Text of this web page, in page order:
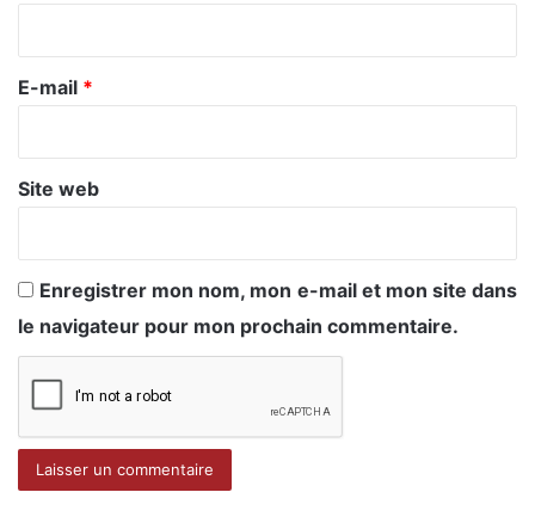
r
e
E-mail *
Site web
Enregistrer mon nom, mon e-mail et mon site dans
le navigateur pour mon prochain commentaire.